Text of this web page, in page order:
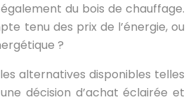
du bois de chauffage.
tenu des prix de l’énergie, ou
?
alternatives disponibles telles
décision d’achat éclairée et